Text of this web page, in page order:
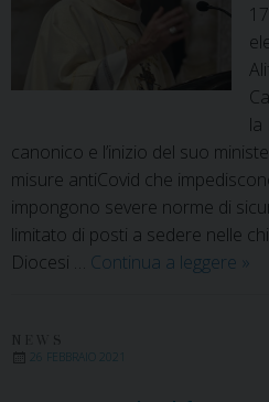
la
canonico e l’inizio del suo
misure antiCovid che
impongono severe norme di
limitato di posti a sedere nelle
Diocesi … Continua a leggere La»
26 FEBBRAIO 2021